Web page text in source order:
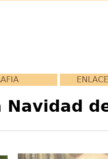
Navidad